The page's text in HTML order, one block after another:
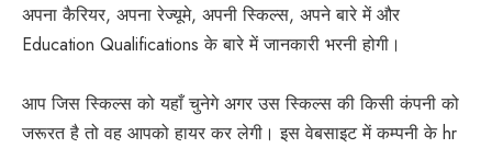
अपना कैरियर, अपना रेज्यूमे, अपनी स्किल्स, अपने बारे में और
Education Qualifications के बारे में जानकारी भरनी होगी।
आप जिस स्किल्स को यहाँ चुनेगे अगर उस स्किल्स की किसी कंपनी को
जरूरत है तो वह आपको हायर कर लेगी। इस वेबसाइट में कम्पनी के hr